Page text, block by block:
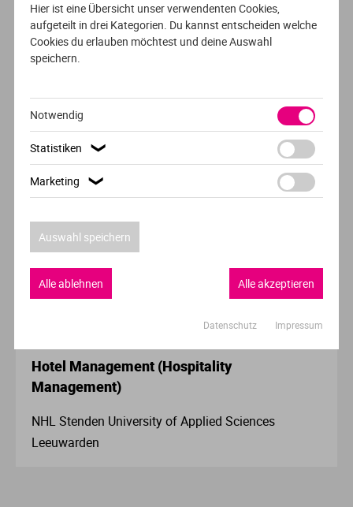
VHL University of Applied Sciences
Velp
VOLLZEIT ENGLISCH
AUSFÜHRLICHES PROFIL
Creative Media
Haarlem
Hotel Management (Hospitality
Management)
NHL Stenden University of Applied Sciences
Leeuwarden
Hier ist eine Übersicht unser verwendenten Cookies,
aufgeteilt in drei Kategorien. Du kannst entscheiden welche
Cookies du erlauben möchtest und deine Auswahl
speichern.
Notwendig
Statistiken ❯
Marketing ❯
Auswahl speichern
Alle akzeptieren
Alle ablehnen
Datenschutz Impressum